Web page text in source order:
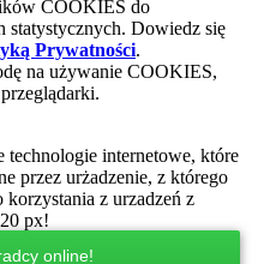
COOKIES do
statystycznych. Dowiedz się
Prywatności.
na używanie COOKIES,
technologie internetowe, które
przez urżadzenie, z którego
korzystania z urzadzeń z
px!
online!